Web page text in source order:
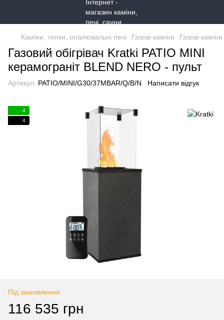
Каміни, топки, опалювальні печі Газові каміни Газові
Газовий обігрівач Kratki PATIO MINI
керамограніт BLEND NERO - пульт
Артикул: PATIO/MINI/G30/37MBAR/Q/B/N Написати відгук
4
4
Під замовлення
116 535 грн